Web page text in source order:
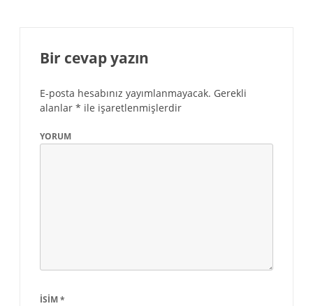
Bir cevap yazın
E-posta hesabınız yayımlanmayacak. Gerekli
alanlar * ile işaretlenmişlerdir
YORUM
İSIM*